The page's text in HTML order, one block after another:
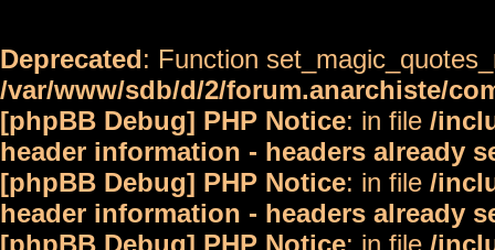
Deprecated: Function
/var/www/sdb/d/2/forum.anarchiste/
[phpBB Debug] PHP Notice: in file /
header information - headers already
[phpBB Debug] PHP Notice: in file /
header information - headers already
[phpBB Debug] PHP Notice: in file /